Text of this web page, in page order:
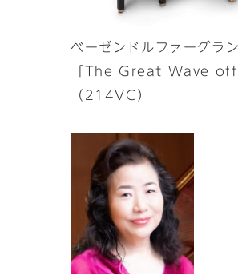
ベーゼンドルファーグラ
「The Great Wave off
（214VC）